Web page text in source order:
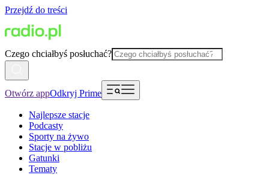
Przejdź do treści
Czego chciałbyś posłuchać?
Otwórz appOdkryj Prime
Najlepsze stacje
Podcasty
Sporty na żywo
Stacje w pobliżu
Gatunki
Tematy